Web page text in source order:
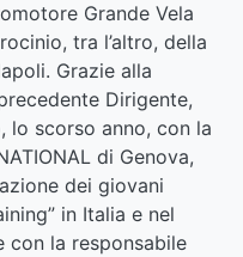
Grande Vela
tra l’altro, della
Grazie alla
Dirigente,
lo scorso anno, con la
di Genova,
dei giovani
in Italia e nel
con la responsabile